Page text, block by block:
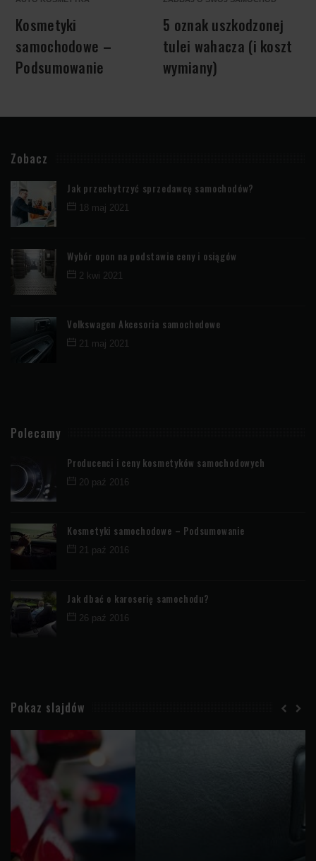
Kosmetyki
samochodowe –
Podsumowanie
5 oznak uszkodzonej
tulei wahacza (i koszt
wymiany)
Zobacz
Jak przechytrzyć sprzedawcę samochodów?
18 maj 2021
Wybór opon na podstawie ceny i osiągów
2 kwi 2021
Volkswagen Akcesoria samochodowe
21 maj 2021
Polecamy
Producenci i ceny kosmetyków samochodowych
20 paź 2016
Kosmetyki samochodowe – Podsumowanie
21 paź 2016
Jak dbać o karoserię samochodu?
26 paź 2016
Pokaz slajdów